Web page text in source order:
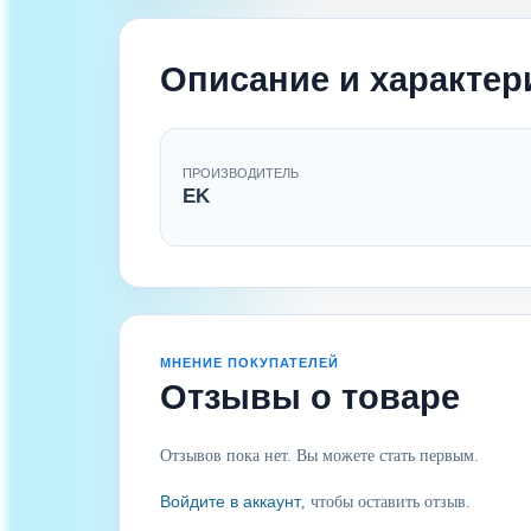
Описание и
ПРОИЗВОДИТЕЛЬ
EK
МНЕНИЕ ПОКУПАТЕЛЕЙ
Отзывы о товаре
Отзывов пока нет. Вы можете стать первым.
Войдите в аккаунт, чтобы оставить отзыв.